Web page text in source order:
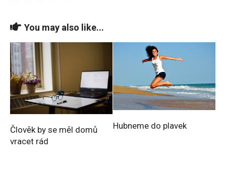
You may also like...
Člověk by se měl domů
vracet rád
Hubneme do plavek